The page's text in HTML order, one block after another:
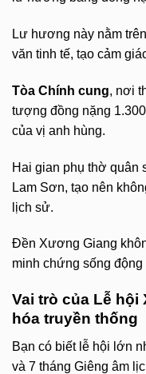
Lư hương này nằm
văn tinh tế, tạo cảm
Tòa Chính cung, nơi
tượng đồng nặng
của vị anh hùng.
Hai gian phụ thờ quân
Lam Sơn, tạo nên
lịch sử.
Đền Xương Giang
minh chứng sống
Vai trò của Lễ
hóa truyền thống
Bạn có biết lễ hội lớn
và 7 tháng Giêng âm